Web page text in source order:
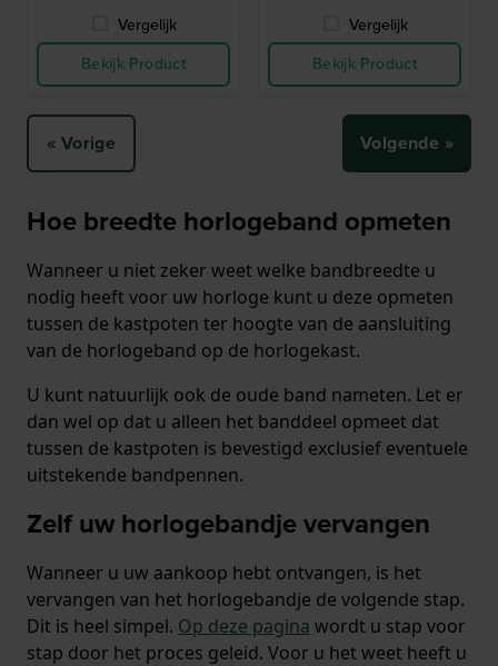
Vergelijk
Bekijk Product
Vergelijk
Bekijk Product
« Vorige Volgende »
Hoe breedte horlogeband opmeten
Wanneer u niet zeker weet welke bandbreedte u
nodig heeft voor uw horloge kunt u deze opmeten
tussen de kastpoten ter hoogte van de aansluiting
van de horlogeband op de horlogekast.
U kunt natuurlijk ook de oude band nameten. Let er
dan wel op dat u alleen het banddeel opmeet dat
tussen de kastpoten is bevestigd exclusief eventuele
uitstekende bandpennen.
Zelf uw horlogebandje vervangen
Wanneer u uw aankoop hebt ontvangen, is het
vervangen van het horlogebandje de volgende stap.
Dit is heel simpel. Op deze pagina wordt u stap voor
stap door het proces geleid. Voor u het weet heeft u